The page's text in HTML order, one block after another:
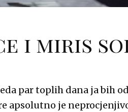
i miris
par toplih dana ja bih
apsolutno je